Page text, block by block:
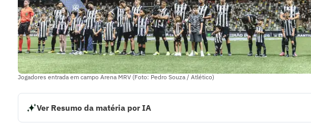
Jogadores entrada em campo Arena MRV (Foto: Pedro Souza / Atlético)
Ver Resumo da matéria por IA